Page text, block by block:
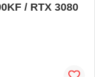
/ RTX 3080